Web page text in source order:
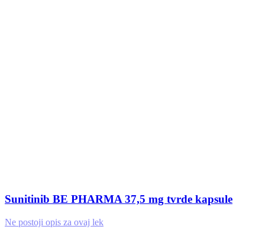
Sunitinib BE PHARMA 37,5 mg tvrde kapsule
Ne postoji opis za ovaj lek